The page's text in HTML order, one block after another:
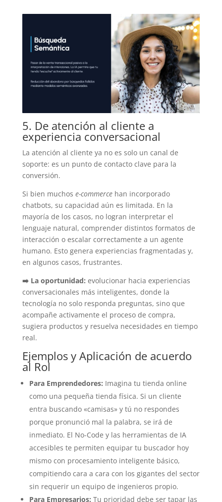
5. De atención al cliente a
experiencia conversacional
La atención al cliente ya no es solo un canal de
soporte: es un punto de contacto clave para la
conversión.
Si bien muchos e-commerce han incorporado
chatbots, su capacidad aún es limitada. En la
mayoría de los casos, no logran interpretar el
lenguaje natural, comprender distintos formatos de
interacción o escalar correctamente a un agente
humano. Esto genera experiencias fragmentadas y,
en algunos casos, frustrantes.
➡️ La oportunidad: evolucionar hacia experiencias
conversacionales más inteligentes, donde la
tecnología no solo responda preguntas, sino que
acompañe activamente el proceso de compra,
sugiera productos y resuelva necesidades en tiempo
real.
Ejemplos y Aplicación de acuerdo
al Rol
Para Emprendedores: Imagina tu tienda online
como una pequeña tienda física. Si un cliente
entra buscando «camisas» y tú no respondes
porque pronunció mal la palabra, se irá de
inmediato. El No-Code y las herramientas de IA
accesibles te permiten equipar tu buscador hoy
mismo con procesamiento inteligente básico,
compitiendo cara a cara con los gigantes del sector
sin requerir un equipo de ingenieros propio.
Para Empresarios: Tu prioridad debe ser tapar las